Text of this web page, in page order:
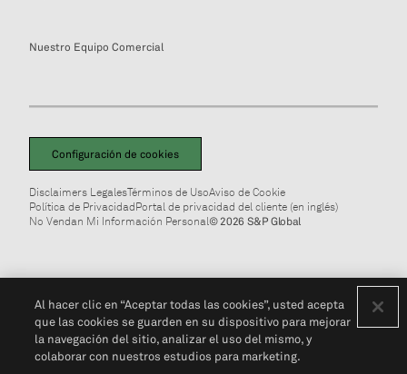
Nuestro Equipo Comercial
Configuración de cookies
Disclaimers LegalesTérminos de UsoAviso de Cookie
Política de PrivacidadPortal de privacidad del cliente (en inglés)
No Vendan Mi Información Personal© 2026 S&P Global
Al hacer clic en “Aceptar todas las cookies”, usted acepta
que las cookies se guarden en su dispositivo para mejorar
la navegación del sitio, analizar el uso del mismo, y
colaborar con nuestros estudios para marketing.